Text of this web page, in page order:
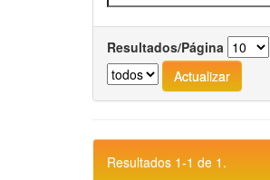
Resultados/Página
Resultados 1-1 de 1.